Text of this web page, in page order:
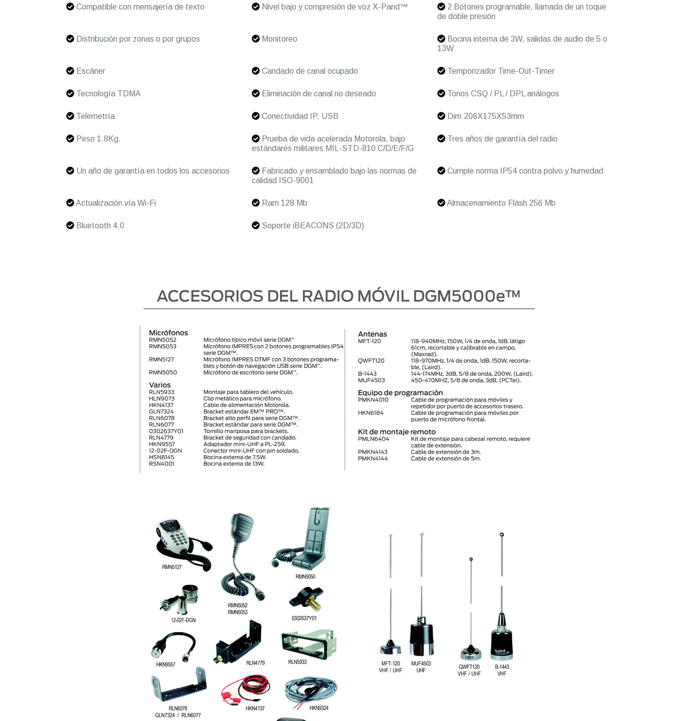
Compatible con mensajería de texto Nivel bajo y compresión de voz X-Pand™
2 Botones programable, llamada de un toque
de doble presión
Distribución por zonas o por grupos Monitoreo
Bocina interna de 3W, salidas de audio de 5 o
13W
Escáner Candado de canal ocupado Temporizador Time-Out-Timer
Tecnología TDMA Eliminación de canal no deseado Tonos CSQ / PL / DPL análogos
Telemetría Conectividad IP, USB Dim:206X175X53mm
Peso 1.8Kg.
Prueba de vida acelerada Motorola, bajo
estándares militares MIL-STD-810 C/D/E/F/G
Tres años de garantía del radio
Un año de garantía en todos los accesorios
Fabricado y ensamblado bajo las normas de
calidad ISO-9001
Cumple norma IP54 contra polvo y humedad
Actualización vía Wi-Fi Ram 128 Mb Almacenamiento Flash 256 Mb
Bluetooth 4.0 Soporte iBEACONS (2D/3D)